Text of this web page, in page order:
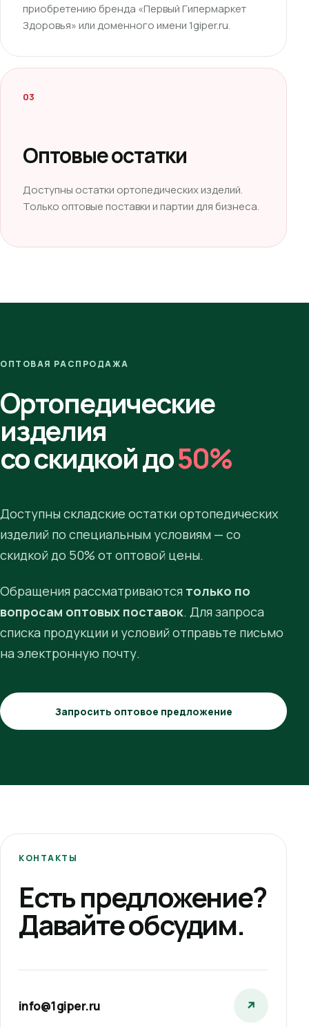
приобретению бренда «Первый Гипермаркет
Здоровья» или доменного имени 1giper.ru.
03
Оптовые остатки
Доступны остатки ортопедических изделий.
Только оптовые поставки и партии для бизнеса.
ОПТОВАЯ РАСПРОДАЖА
Ортопедические
изделия
со скидкой до50%
Доступны складские остатки ортопедических
изделий по специальным условиям — со
скидкой до 50% от оптовой цены.
Обращения рассматриваются только по
вопросам оптовых поставок. Для запроса
списка продукции и условий отправьте письмо
на электронную почту.
Запросить оптовое предложение
КОНТАКТЫ
Есть предложение?
Давайте обсудим.
info@1giper.ru ↗